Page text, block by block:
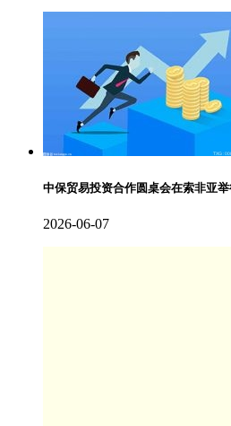
中保贸易投资合作圆桌会在索非亚
2026-06-07